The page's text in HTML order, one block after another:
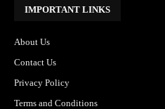
IMPORTANT LINKS
About Us
Contact Us
Privacy Policy
Terms and Conditions